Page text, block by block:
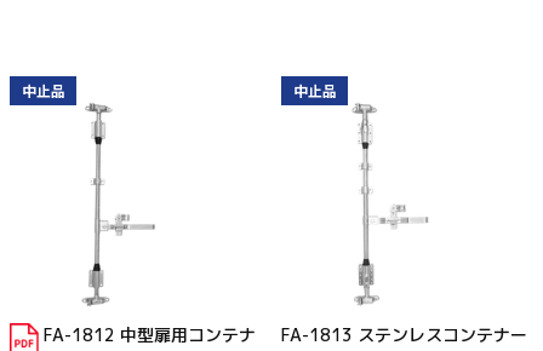
中止品
FA-1812 中型扉用コンテナ
中止品
FA-1813 ステンレスコンテナー